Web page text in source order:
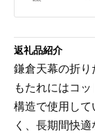
返礼品紹介
鎌倉天幕の折
もたれにはコ
構造で使用して
く、長期間快